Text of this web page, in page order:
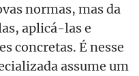
normas, mas da
aplicá-las e
concretas. É nesse
assume um